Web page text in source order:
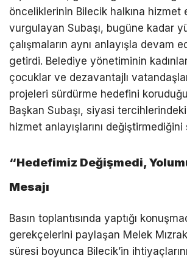
önceliklerinin Bilecik halkına hizmet
vurgulayan Subaşı, bugüne kadar
çalışmaların aynı anlayışla devam
getirdi. Belediye yönetiminin
çocuklar ve dezavantajlı
projeleri sürdürme hedefini
Başkan Subaşı, siyasi
hizmet anlayışlarını değiştirmediğini
“Hedefimiz Değişmedi,
Mesajı
Basın toplantısında yaptığı
gerekçelerini paylaşan Melek
süresi boyunca Bilecik’in